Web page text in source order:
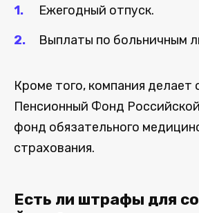
Ежегодный отпуск.
Выплаты по больничным
Кроме того, компания делает
Пенсионный Фонд
фонд обязательного
страхования.
Есть ли штрафы для